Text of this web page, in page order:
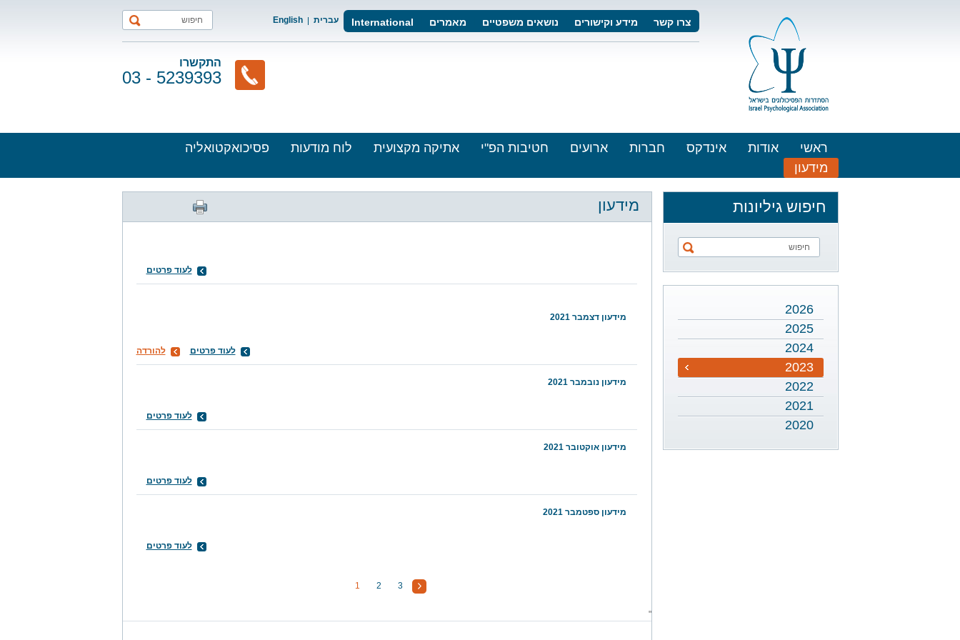
צרו קשר מידע וקישורים נושאים משפטיים מאמרים International עברית English
התקשרו
03 - 5239393
ראשי אודות אינדקס חברות ארועים חטיבות הפ"י אתיקה מקצועית לוח מודעות
פסיכואקטואליה
מידעון
חיפוש גיליונות
2026
2025
2024
2023
2022
2021
2020
מידעון
לעוד פרטים
מידעון דצמבר 2021
לעוד פרטים להורדה
מידעון נובמבר 2021
לעוד פרטים
מידעון אוקטובר 2021
לעוד פרטים
מידעון ספטמבר 2021
לעוד פרטים
1 2 3
"